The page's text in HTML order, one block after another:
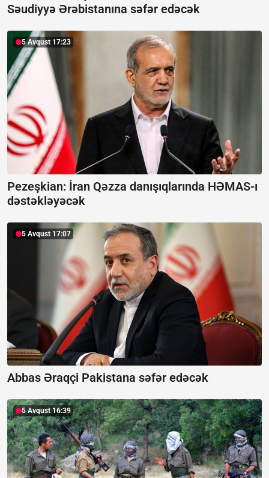
Səudiyyə Ərəbistanına səfər edəcək
5 Avqust 17:23
Pezeşkian: İran Qəzza danışıqlarında HƏMAS-ı
dəstəkləyəcək
5 Avqust 17:07
Abbas Əraqçi Pakistana səfər edəcək
5 Avqust 16:39